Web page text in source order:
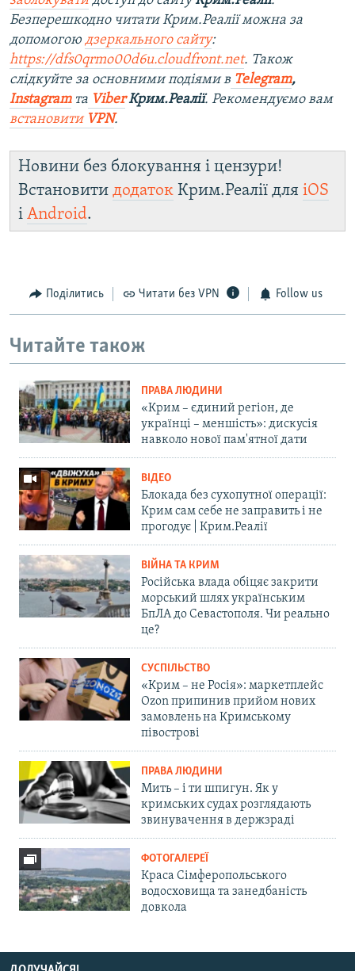
Безперешкодно читати Крим.Реалії можна за
допомогою дзеркального сайту:
https://dfs0qrmo00d6u.cloudfront.net. Також
слідкуйте за основними подіями в Telegram,
Instagramта Viber Крим.Реалії. Рекомендуємо вам
встановити VPN.
Новини без блокування і цензури!
Встановити додаток Крим.Реалії для iOS
і Android.
Поділитись Читати без VPN Follow us
Читайте також
ПРАВА ЛЮДИНИ
«Крим – єдиний регіон, де
українці – меншість»: дискусія
навколо нової пам'ятної дати
ВІДЕО
Блокада без сухопутної операції:
Крим сам себе не заправить і не
прогодує | Крим.Реалії
ВІЙНА ТА КРИМ
Російська влада обіцяє закрити
морський шлях українським
БпЛА до Севастополя. Чи реально
це?
СУСПІЛЬСТВО
«Крим – не Росія»: маркетплейс
Ozon припинив прийом нових
замовлень на Кримському
півострові
ПРАВА ЛЮДИНИ
Мить – і ти шпигун. Як у
кримських судах розглядають
звинувачення в держзраді
ФОТОГАЛЕРЕЇ
Краса Сімферопольського
водосховища та занедбаність
довкола